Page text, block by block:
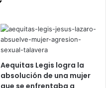
Aequitas Legis logra la
absolución de una mujer
que se enfrentaba a